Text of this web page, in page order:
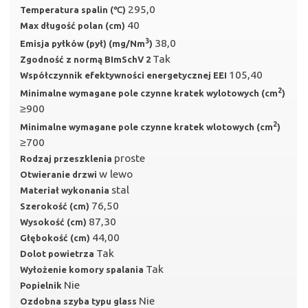
Temperatura spalin (℃) 295,0
Max długość polan (cm) 40
Emisja pyłków (pył) (mg/Nm3) 38,0
Zgodność z normą BImSchV 2 Tak
Współczynnik efektywności energetycznej EEI 105,40
Minimalne wymagane pole czynne kratek wylotowych (cm2)
≥900
Minimalne wymagane pole czynne kratek wlotowych (cm2)
≥700
Rodzaj przeszklenia proste
Otwieranie drzwi w lewo
Materiał wykonania stal
Szerokość (cm) 76,50
Wysokość (cm) 87,30
Głębokość (cm) 44,00
Dolot powietrza Tak
Wyłożenie komory spalania Tak
Popielnik Nie
Ozdobna szyba typu glass Nie